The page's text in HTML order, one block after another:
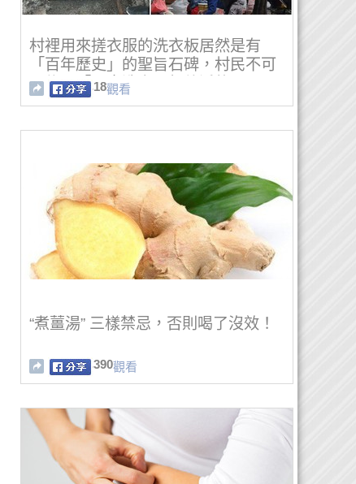
村裡用來搓衣服的洗衣板居然是有
「百年歷史」的聖旨石碑，村民不可
置信：「用來洗衣服超乾淨的！」
18觀看
“煮薑湯” 三樣禁忌，否則喝了沒效！
390觀看